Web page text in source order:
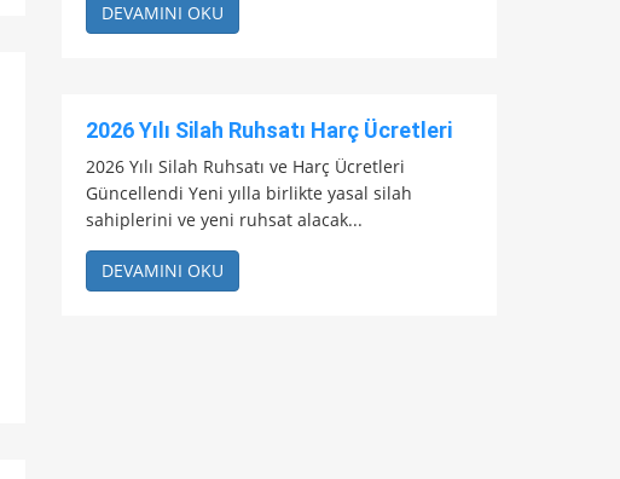
DEVAMINI OKU
2026 Yılı Silah Ruhsatı Harç Ücretleri
2026 Yılı Silah Ruhsatı ve Harç Ücretleri
Güncellendi Yeni yılla birlikte yasal silah
sahiplerini ve yeni ruhsat alacak...
DEVAMINI OKU